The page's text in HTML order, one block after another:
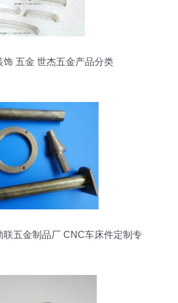
饰 五金 世杰五金产品分类
联五金制品厂 CNC车床件定制专